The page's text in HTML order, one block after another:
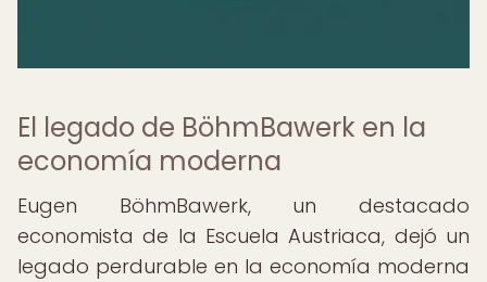
El legado de BöhmBawerk en la
economía moderna
Eugen BöhmBawerk, un destacado
economista de la Escuela Austriaca, dejó un
legado perdurable en la economía moderna